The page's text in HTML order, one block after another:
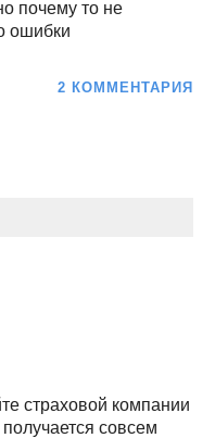
почему то не
ошибки
2 КОММЕНТАРИЯ
страховой компании
совсем